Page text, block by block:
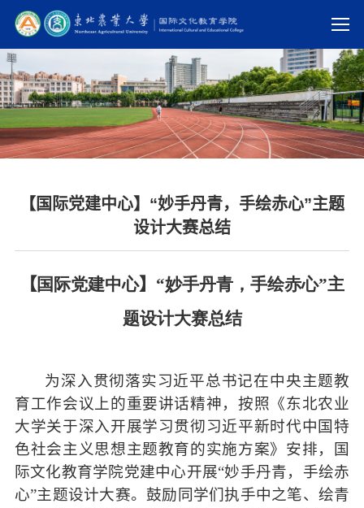
【国际党建中心】“妙手丹青，手绘赤心”主题
设计大赛总结
【 国际党建中心】 “妙手丹青，手绘赤心”主
题设计大赛总结
为深入贯彻落实习近平总书记在中央主题教
育工作会议上的重要讲话精神，按照《东北农业
大学关于深入开展学习贯彻习近平新时代中国特
色社会主义思想主题教育的实施方案》安排，国
际文化教育学院党建中心开展“妙手丹青，手绘赤
心”主题设计大赛。鼓励同学们执手中之笔、绘青